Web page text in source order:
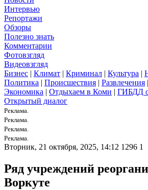
Интервью
Репортажи
Обзоры
Полезно знать
Комментарии
Фотовзгляд
Видеовзгляд
Бизнес | Климат | Криминал | Культура |
Политика | Происшествия | Развлечения |
Экономика | Отдыхаем в Коми | ГИБДД
Открытый диалог
Реклама.
Реклама.
Реклама.
Реклама.
Вторник, 21 октября, 2025, 14:12 1296 1
Ряд учреждений
Воркуте